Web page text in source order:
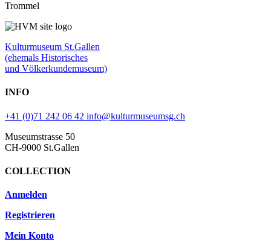
Trommel
Kulturmuseum St.Gallen
(ehemals Historisches
und Völkerkundemuseum)
INFO
+41 (0)71 242 06 42 info@kulturmuseumsg.ch
Museumstrasse 50
CH-9000 St.Gallen
COLLECTION
Anmelden
Registrieren
Mein Konto